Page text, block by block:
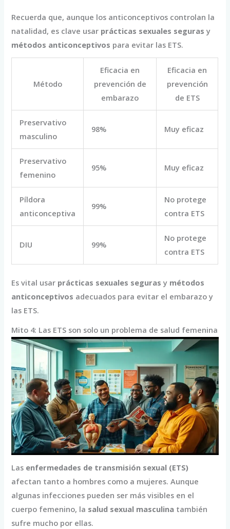
Recuerda que, aunque los anticonceptivos controlan la
natalidad, es clave usar prácticas sexuales seguras y
métodos anticonceptivos para evitar las ETS.
Método
Eficacia en
prevención de
embarazo
Eficacia en
prevención
de ETS
Preservativo
masculino
98% Muy eficaz
Preservativo
femenino
95% Muy eficaz
Píldora
anticonceptiva
99%
No protege
contra ETS
DIU 99%
No protege
contra ETS
Es vital usar prácticas sexuales seguras y métodos
anticonceptivos adecuados para evitar el embarazo y
las ETS.
Mito 4: Las ETS son solo un problema de salud femenina
Las enfermedades de transmisión sexual (ETS)
afectan tanto a hombres como a mujeres. Aunque
algunas infecciones pueden ser más visibles en el
cuerpo femenino, la salud sexual masculina también
sufre mucho por ellas.